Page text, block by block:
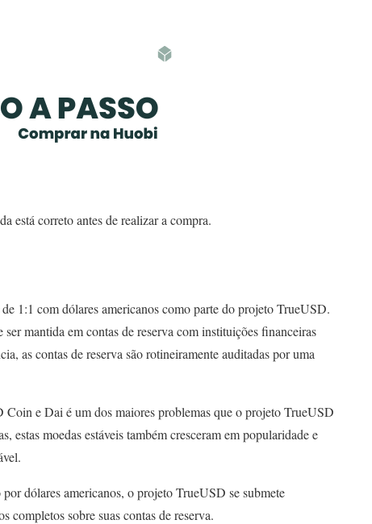
está correto antes de realizar a compra.
1:1 com dólares americanos como parte do projeto TrueUSD.
mantida em contas de reserva com instituições financeiras
as contas de reserva são rotineiramente auditadas por uma
e Dai é um dos maiores problemas que o projeto TrueUSD
estas moedas estáveis também cresceram em popularidade e
dólares americanos, o projeto TrueUSD se submete
completos sobre suas contas de reserva.